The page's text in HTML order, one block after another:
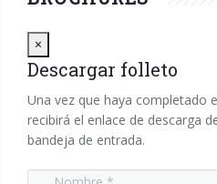
×
Descargar folleto
Una vez que haya completado
recibirá el enlace de descarga
bandeja de entrada.